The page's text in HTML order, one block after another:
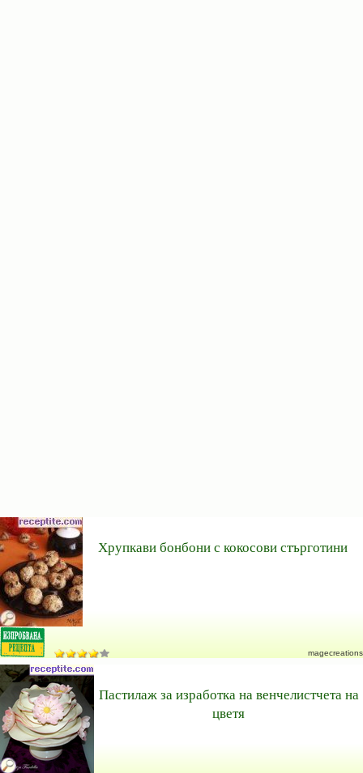
Хрупкави бонбони с кокосови стърготини
magecreations
Пастилаж за изработка на венчелистчета на
цветя